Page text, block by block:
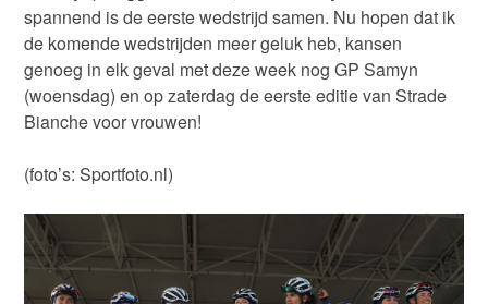
spannend is de eerste wedstrijd samen. Nu hopen dat ik
de komende wedstrijden meer geluk heb, kansen
genoeg in elk geval met deze week nog GP Samyn
(woensdag) en op zaterdag de eerste editie van Strade
Bianche voor vrouwen!
(foto’s: Sportfoto.nl)